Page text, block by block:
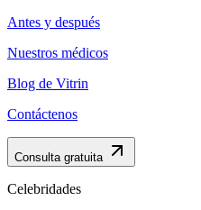
Antes y después
Nuestros médicos
Blog de Vitrin
Contáctenos
Consulta gratuita
Celebridades